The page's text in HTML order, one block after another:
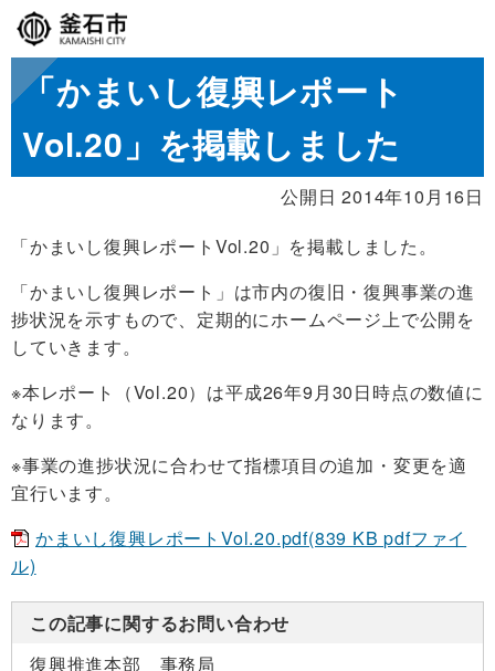
「かまいし復興レポート
Vol.20」を掲載しました
公開日 2014年10月16日
「かまいし復興レポートVol.20」を掲載しました。
「かまいし復興レポート」は市内の復旧・復興事業の進
捗状況を示すもので、定期的にホームページ上で公開を
していきます。
※本レポート（Vol.20）は平成26年9月30日時点の数値に
なります。
※事業の進捗状況に合わせて指標項目の追加・変更を適
宜行います。
かまいし復興レポートVol.20.pdf(839 KB pdfファイ
ル)
この記事に関するお問い合わせ
復興推進本部 事務局